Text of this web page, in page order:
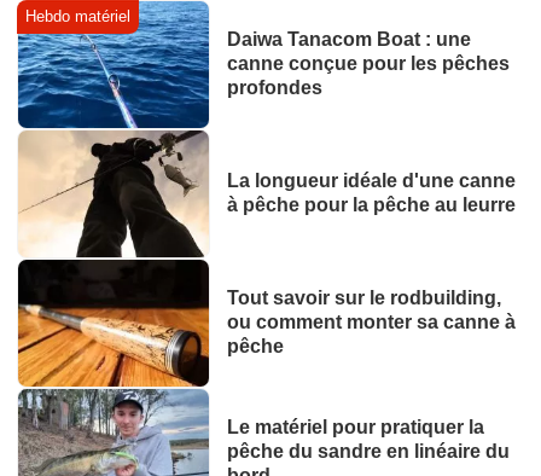
Hebdo matériel
Daiwa Tanacom Boat : une
canne conçue pour les pêches
profondes
La longueur idéale d'une canne
à pêche pour la pêche au leurre
Tout savoir sur le rodbuilding,
ou comment monter sa canne à
pêche
Le matériel pour pratiquer la
pêche du sandre en linéaire du